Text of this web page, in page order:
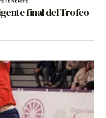
final del Trofeo